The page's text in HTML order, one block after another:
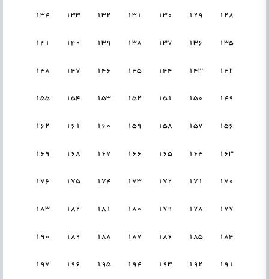
128
129
130
131
132
133
134
135
136
137
138
139
140
141
142
143
144
145
146
147
148
149
150
151
152
153
154
155
156
157
158
159
160
161
162
163
164
165
166
167
168
169
170
171
172
173
174
175
176
177
178
179
180
181
182
183
184
185
186
187
188
189
190
191
192
193
194
195
196
197